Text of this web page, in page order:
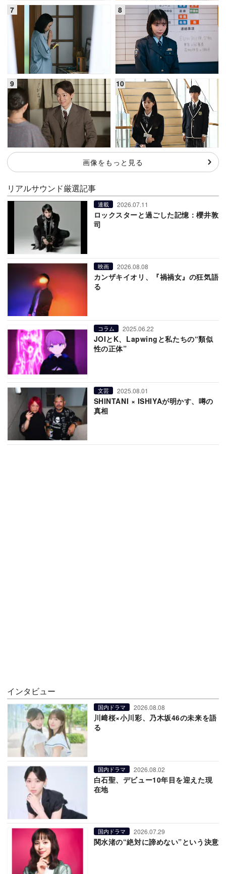
画像をもっと見る
リアルサウンド厳選記事
連載 2026.07.11
ロックスターと過ごした記憶：櫻井敦
司
映画 2026.08.08
カンザキイオリ、『禍禍女』の狂気語
る
コラム 2025.06.22
JOIとK、Lapwingと私たちの“類似
性の正体”
文芸 2025.08.01
SHINTANI × ISHIYAが明かす、噂の
真相
インタビュー
国内ドラマ 2026.08.08
川﨑桜×小川彩、乃木坂46の未来を語
る
国内ドラマ 2026.08.02
白石聖、デビュー10年目を迎えた現
在地
国内ドラマ 2026.07.29
関水渚の“絶対に諦めない”という決意